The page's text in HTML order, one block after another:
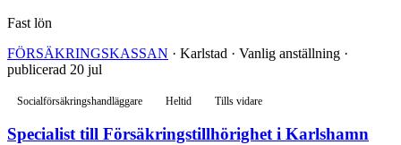
Fast lön
FÖRSÄKRINGSKASSAN · Karlstad · Vanlig anställning ·
publicerad 20 jul
Socialförsäkringshandläggare Heltid Tills vidare
Specialist till Försäkringstillhörighet i Karlshamn